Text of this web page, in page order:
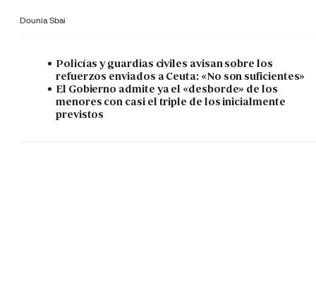
Dounia Sbai
Policías y guardias civiles avisan sobre los
refuerzos enviados a Ceuta: «No son suficientes»
El Gobierno admite ya el «desborde» de los
menores con casi el triple de los inicialmente
previstos